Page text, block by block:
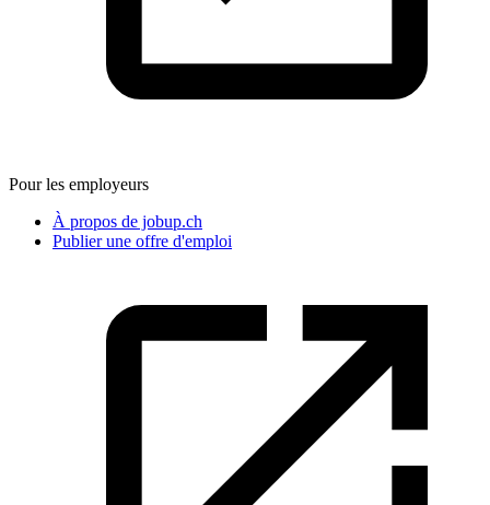
Pour les employeurs
À propos de jobup.ch
Publier une offre d'emploi